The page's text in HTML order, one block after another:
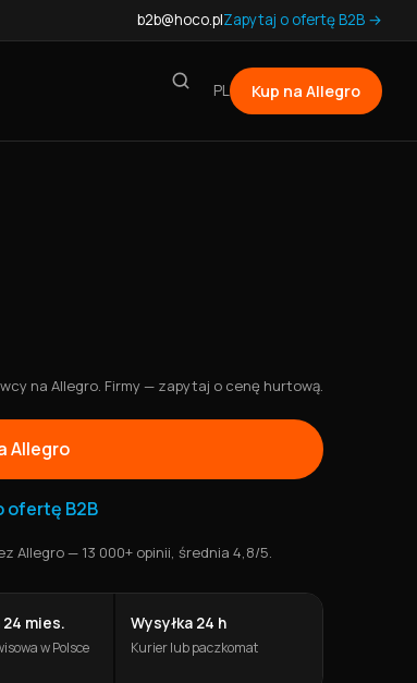
b2b@hoco.plZapytaj o ofertę B2B →
PL Kup na Allegro
na Allegro. Firmy — zapytaj o cenę hurtową.
Allegro
ofertę B2B
Allegro — 13 000+ opinii, średnia 4,8/5.
mies.
w Polsce
Wysyłka 24 h
Kurier lub paczkomat